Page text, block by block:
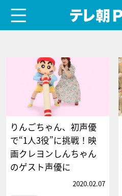
りんごちゃん、初声優
で“1人3役”に挑戦！映
画クレヨンしんちゃん
のゲスト声優に
2020.02.07